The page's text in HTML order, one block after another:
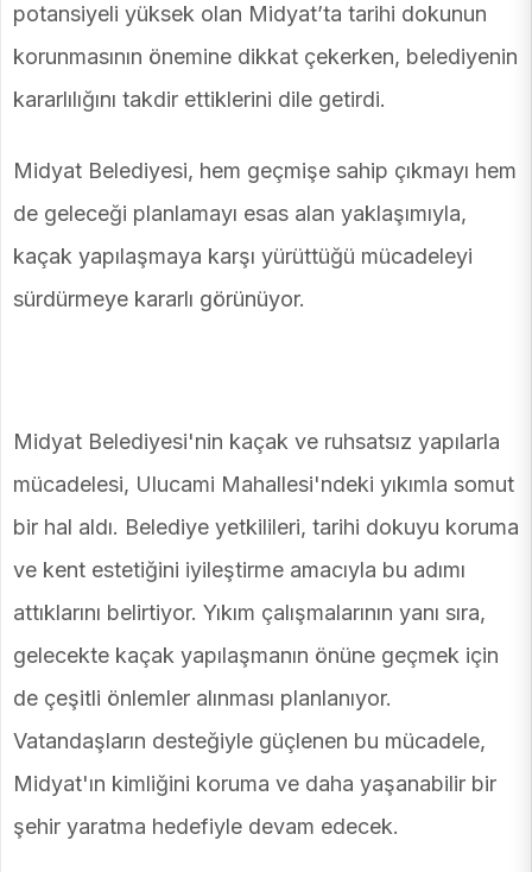
potansiyeli yüksek olan Midyat’ta tarihi dokunun
korunmasının önemine dikkat çekerken, belediyenin
kararlılığını takdir ettiklerini dile getirdi.
Midyat Belediyesi, hem geçmişe sahip çıkmayı hem
de geleceği planlamayı esas alan yaklaşımıyla,
kaçak yapılaşmaya karşı yürüttüğü mücadeleyi
sürdürmeye kararlı görünüyor.
Midyat Belediyesi'nin kaçak ve ruhsatsız yapılarla
mücadelesi, Ulucami Mahallesi'ndeki yıkımla somut
bir hal aldı. Belediye yetkilileri, tarihi dokuyu koruma
ve kent estetiğini iyileştirme amacıyla bu adımı
attıklarını belirtiyor. Yıkım çalışmalarının yanı sıra,
gelecekte kaçak yapılaşmanın önüne geçmek için
de çeşitli önlemler alınması planlanıyor.
Vatandaşların desteğiyle güçlenen bu mücadele,
Midyat'ın kimliğini koruma ve daha yaşanabilir bir
şehir yaratma hedefiyle devam edecek.